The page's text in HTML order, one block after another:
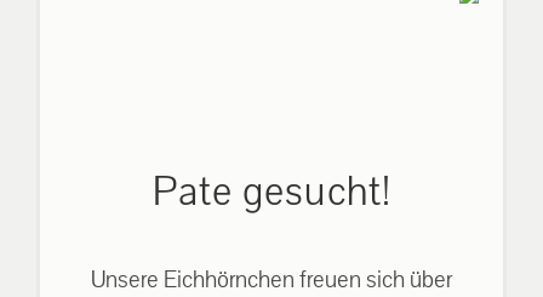
Pate gesucht!
Unsere Eichhörnchen freuen sich über